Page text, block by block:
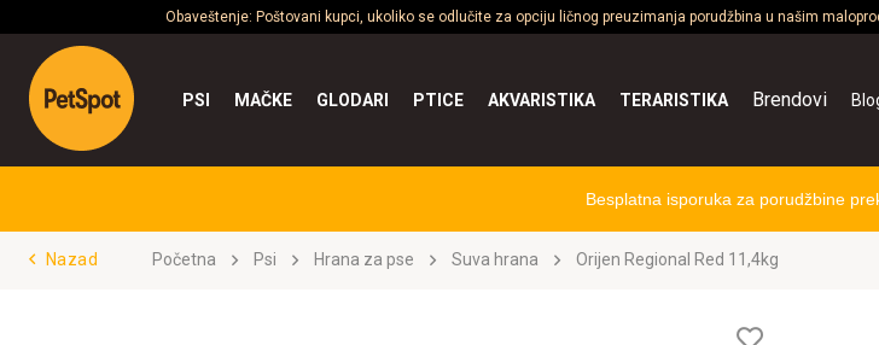
Obaveštenje: Poštovani kupci, ukoliko se odlučite za opciju ličnog preuzimanja porudžbina u našim
PSI MAČKE GLODARI PTICE AKVARISTIKA TERARISTIKA Brendovi
Besplatna isporuka za porudžbine
Nazad Početna Psi Hrana za pse Suva hrana Orijen Regional Red 11,4kg